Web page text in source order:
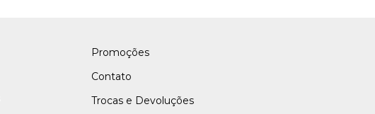
Promoções
Contato
Trocas e Devoluções